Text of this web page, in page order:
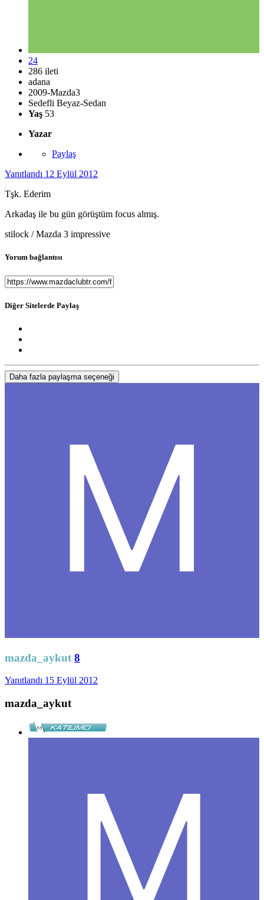
24
286 ileti
adana
2009-Mazda3
Sedefli Beyaz-Sedan
Yaş 53
Yazar
Paylaş
Yanıtlandı 12 Eylül 2012
Tşk. Ederim
Arkadaş ile bu gün görüştüm focus almış.
stilock / Mazda 3 impressive
Yorum bağlantısı
Diğer Sitelerde Paylaş
Daha fazla paylaşma seçeneği
mazda_aykut 8
Yanıtlandı 15 Eylül 2012
mazda_aykut